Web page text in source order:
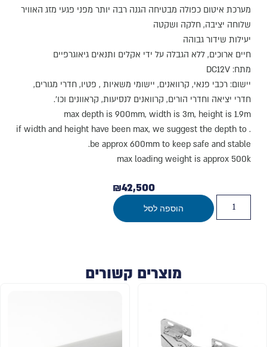
מערכת איטום כפולה מבטיחה הגנה רבה יותר מפני פגעי מזג האוויר
שלוחה יציבה, חלקה ושקטה
יעילות שידור גבוהה
חיים ארוכים, ללא הגבלה על ידי אקלים ותנאים גיאוגרפיים
מתח: DC12V
יישום: רכבי פנאי, קרוואנים, יישומי משאיות , פטיו, חדרי מגורים,
חדרי יציאה וחדרי הורים, קרוואנים לנסיעות, קראוונים וכו'.
max depth is 900mm, width is 3m, height is 1.9m
. if width and height have been max, we suggest the depth to
be approx 600mm to keep safe and stable.
max loading weight is approx 500k
₪42,500
הוספה לסל
מוצרים קשורים